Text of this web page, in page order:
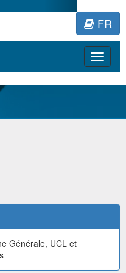
FR
Toggle
Générale, UCL et